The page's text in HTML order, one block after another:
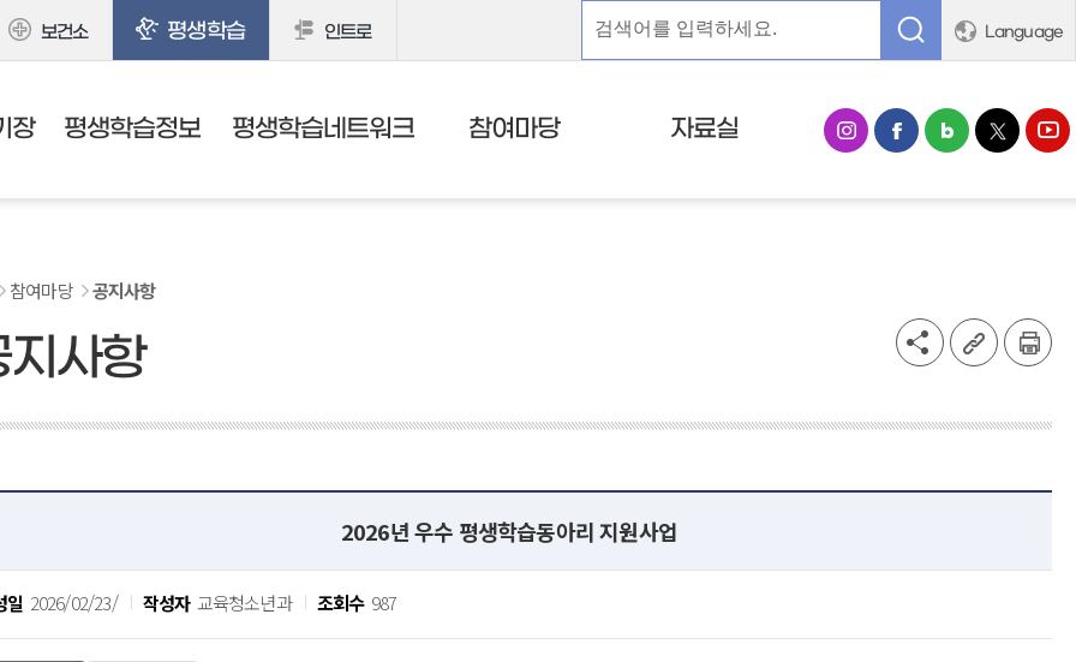
보건소 평생학습 인트로 Language
장 평생학습정보 평생학습네트워크 참여마당 자료실
참여마당 공지사항
지사항
2026년 우수 평생학습동아리 지원사업
일 2026/02/23/ 작성자 교육청소년과 조회수 987